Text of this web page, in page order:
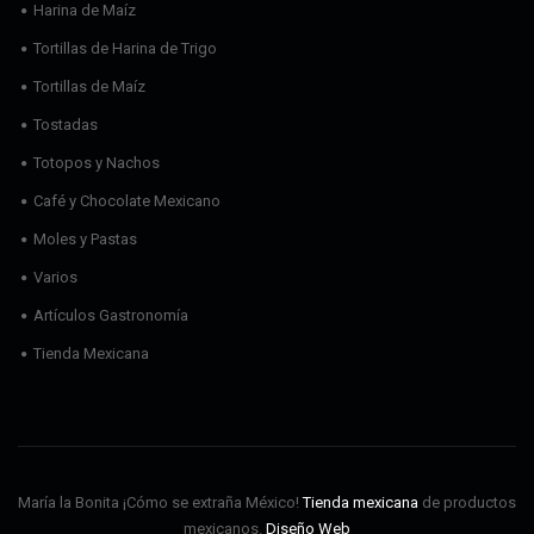
Harina de Maíz
Tortillas de Harina de Trigo
Tortillas de Maíz
Tostadas
Totopos y Nachos
Café y Chocolate Mexicano
Moles y Pastas
Varios
Artículos Gastronomía
Tienda Mexicana
María la Bonita ¡Cómo se extraña México!Tienda mexicana de productos
mexicanos. Diseño Web